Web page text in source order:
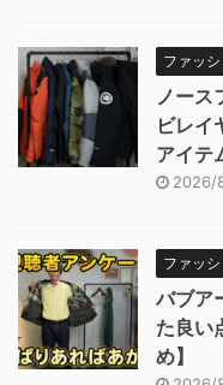
ファッ
ノース
ビレイ
アイテ
2026/
ファッ
バブア
た良い
め】